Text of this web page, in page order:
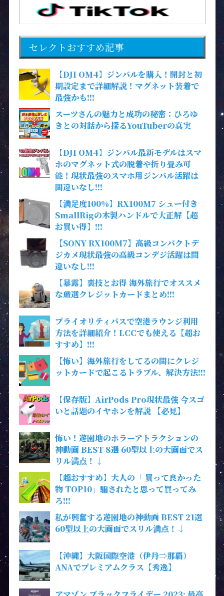
セレクトおすすめ記事
【DJI OM4】ジンバルを購入！開封と初
期設定まで詳細解説！マグネット装着で
最強かも!!!
スーツさんの魅力と成功の秘密：ひろゆ
きとの対話から探るYouTuberの真実
【DJI OM4】ジンバル最新モデルはスマ
ホのマグネット式の脱着や折り畳み可
能！現状最強のスマホ用ジンバル活躍は
間違いなし!!!
【満足度100％】RX100M7 シュー付き
SmallRigの木製ハンドルで大正解【超
お買い得】!!!
【SONY RX100M7】高級コンパクトデ
ジカメ現状最強の高級コンデジ活躍は間
違いなし!!!
【暴露】裏技とお得 海外旅行でオススメ
な厳選クレジットカードまとめ!!!
プライオリティパスで空港ラウンジ利用
方法を詳細紹介！LCCでも使える【超お
すすめ】!!!
【怖い】海外旅行をしてるの間にクレジ
ットカードで起こるトラブル、解決方法!!!
【保存版】AirPods Pro現状最強 今スゴ
いと話題のイヤホンを解説 【必見】
怖い！遊園地のホラーアトラクションの
神動画 BEST 8選 60型以上の大画面でス
リル満点！↓
【超おすすめ】大人の「 買って良かった
物 TOP10」騙されたと思って買ってみ
ろ!!!
私が興奮する遊園地の神動画 BEST 21選
60型以上の大画面でスリル満点！↓
【沖縄】大阪国際空港（伊丹⇒那覇）
ANAでプレミアムクラス【秀逸】